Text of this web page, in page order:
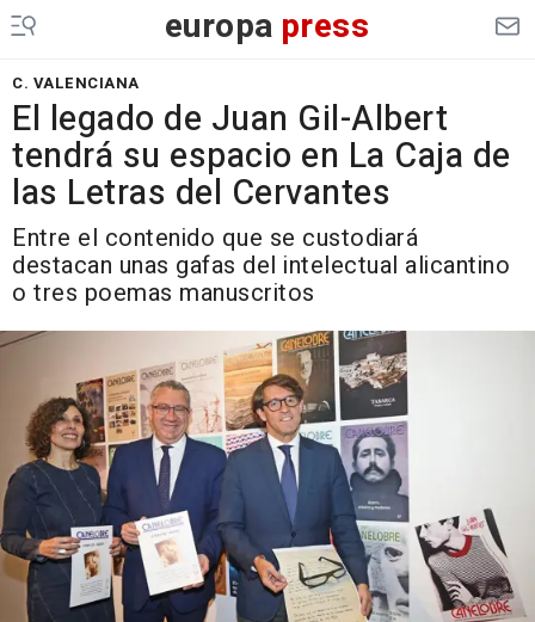
europa press
C. VALENCIANA
El legado de Juan Gil-Albert
tendrá su espacio en La Caja de
las Letras del Cervantes
Entre el contenido que se custodiará
destacan unas gafas del intelectual alicantino
o tres poemas manuscritos